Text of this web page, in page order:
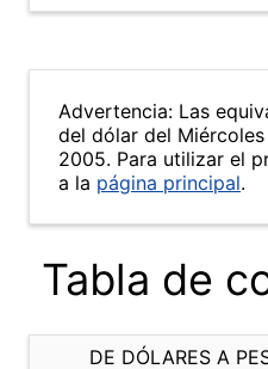
Advertencia: Las
del dólar del
2005. Para utilizar el
a la página principal.
Tabla de
DE DÓLARES A